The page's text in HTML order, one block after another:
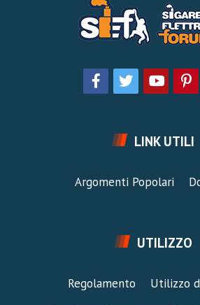
LINK UTILI
Argomenti Popolari
UTILIZZO
Regolamento
Utilizzo